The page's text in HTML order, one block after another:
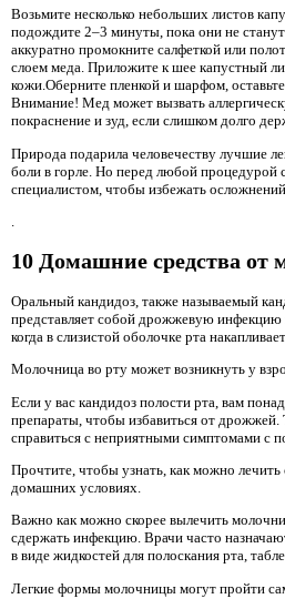
Возьмите несколько небольших листов
подождите 2–3 минуты, пока они не
аккуратно промокните салфеткой или
слоем меда. Приложите к шее капустный
кожи.Оберните пленкой и шарфом,
Внимание! Мед может вызвать
покраснение и зуд, если слишком долго
Природа подарила человечеству лучшие
боли в горле. Но перед любой процедурой
специалистом, чтобы избежать осложнений.
10 Домашние средства от
Оральный кандидоз, также называемый
представляет собой дрожжевую инфекцию
когда в слизистой оболочке рта
Молочница во рту может возникнуть у
Если у вас кандидоз полости рта, вам
препараты, чтобы избавиться от
справиться с неприятными симптомами с
Прочтите, чтобы узнать, как можно
домашних условиях.
Важно как можно скорее вылечить
сдержать инфекцию. Врачи часто
в виде жидкостей для полоскания рта,
Легкие формы молочницы могут пройти